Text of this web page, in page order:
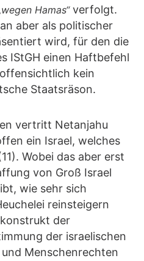
Hamas“verfolgt.
aber als politischer
wird, für den die
IStGH einen Haftbefehl
kein
Staatsräson.
vertritt Netanjahu
ein Israel, welches
Wobei das aber erst
von Groß Israel
wie sehr sich
reinsteigern
der
der israelischen
Menschenrechten